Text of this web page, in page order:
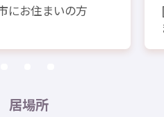
にお住まいの方
居場所